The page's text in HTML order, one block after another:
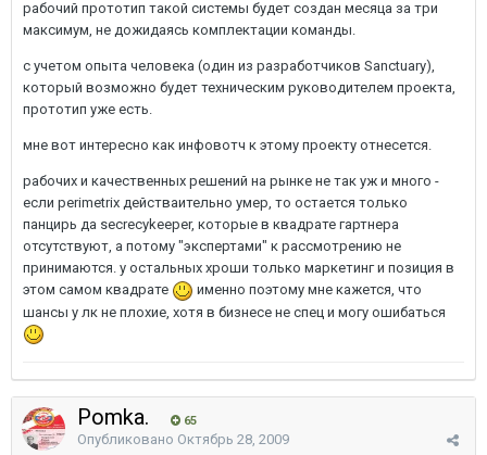
рабочий прототип такой системы будет создан месяца за три
максимум, не дожидаясь комплектации команды.
с учетом опыта человека (один из разработчиков Sanctuary),
который возможно будет техническим руководителем проекта,
прототип уже есть.
мне вот интересно как инфовотч к этому проекту отнесется.
рабочих и качественных решений на рынке не так уж и много -
если perimetrix действаительно умер, то остается только
панцирь да secrecykeeper, которые в квадрате гартнера
отсутствуют, а потому "экспертами" к рассмотрению не
принимаются. у остальных хроши только маркетинг и позиция в
этом самом квадрате
именно поэтому мне кажется, что
шансы у лк не плохие, хотя в бизнесе не спец и могу ошибаться
Pomka. 65
Опубликовано Октябрь 28, 2009